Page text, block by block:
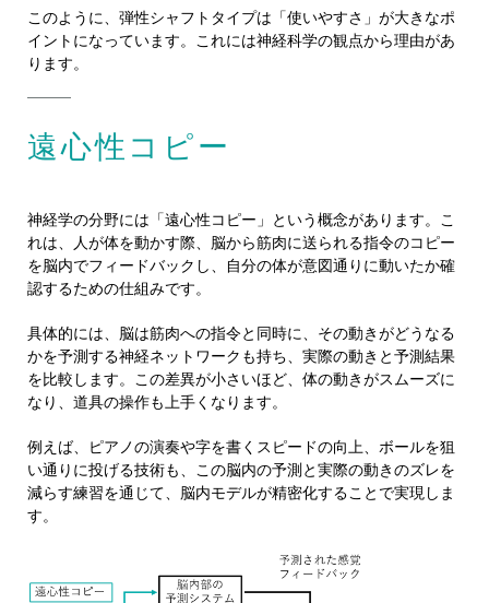
このように、弾性シャフトタイプは「使いやすさ」が大きなポ
イントになっています。これには神経科学の観点から理由があ
ります。
遠心性コピー
神経学の分野には「遠心性コピー」という概念があります。こ
れは、人が体を動かす際、脳から筋肉に送られる指令のコピー
を脳内でフィードバックし、自分の体が意図通りに動いたか確
認するための仕組みです。
具体的には、脳は筋肉への指令と同時に、その動きがどうなる
かを予測する神経ネットワークも持ち、実際の動きと予測結果
を比較します。この差異が小さいほど、体の動きがスムーズに
なり、道具の操作も上手くなります。
例えば、ピアノの演奏や字を書くスピードの向上、ボールを狙
い通りに投げる技術も、この脳内の予測と実際の動きのズレを
減らす練習を通じて、脳内モデルが精密化することで実現しま
す。